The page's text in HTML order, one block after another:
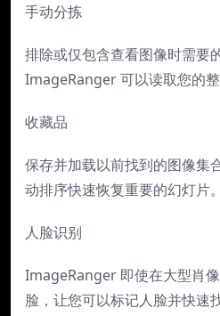
手动分拣
排除或仅包含查看图像时需要
ImageRanger 可以读取您的整
收藏品
保存并加载以前找到的图像集
动排序快速恢复重要的幻灯片。
人脸识别
ImageRanger 即使在大型肖
脸，让您可以标记人脸并快速